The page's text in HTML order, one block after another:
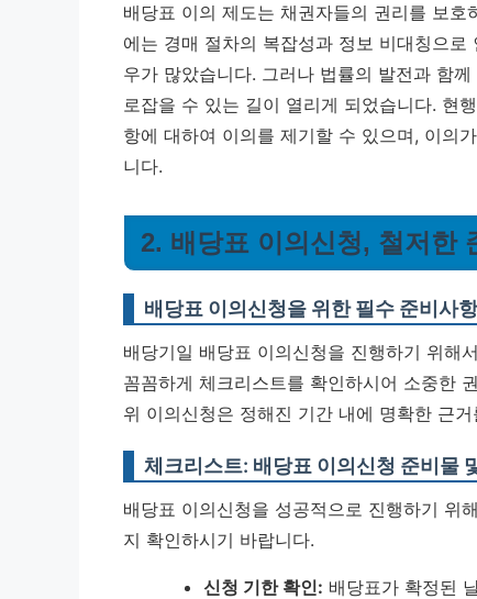
배당표 이의 제도는 채권자들의 권리를 보
에는 경매 절차의 복잡성과 정보 비대칭으
우가 많았습니다. 그러나 법률의 발전과 함
로잡을 수 있는 길이 열리게 되었습니다. 현
항에 대하여 이의를 제기할 수 있으며, 이의
니다.
2. 배당표 이의신청, 철저한
배당표 이의신청을 위한 필수 준비사
배당기일 배당표 이의신청을 진행하기 위해
꼼꼼하게 체크리스트를 확인하시어 소중한
위 이의신청은 정해진 기간 내에 명확한 근
체크리스트: 배당표 이의신청 준비물
배당표 이의신청을 성공적으로 진행하기 위
지 확인하시기 바랍니다.
신청 기한 확인: 배당표가 확정된